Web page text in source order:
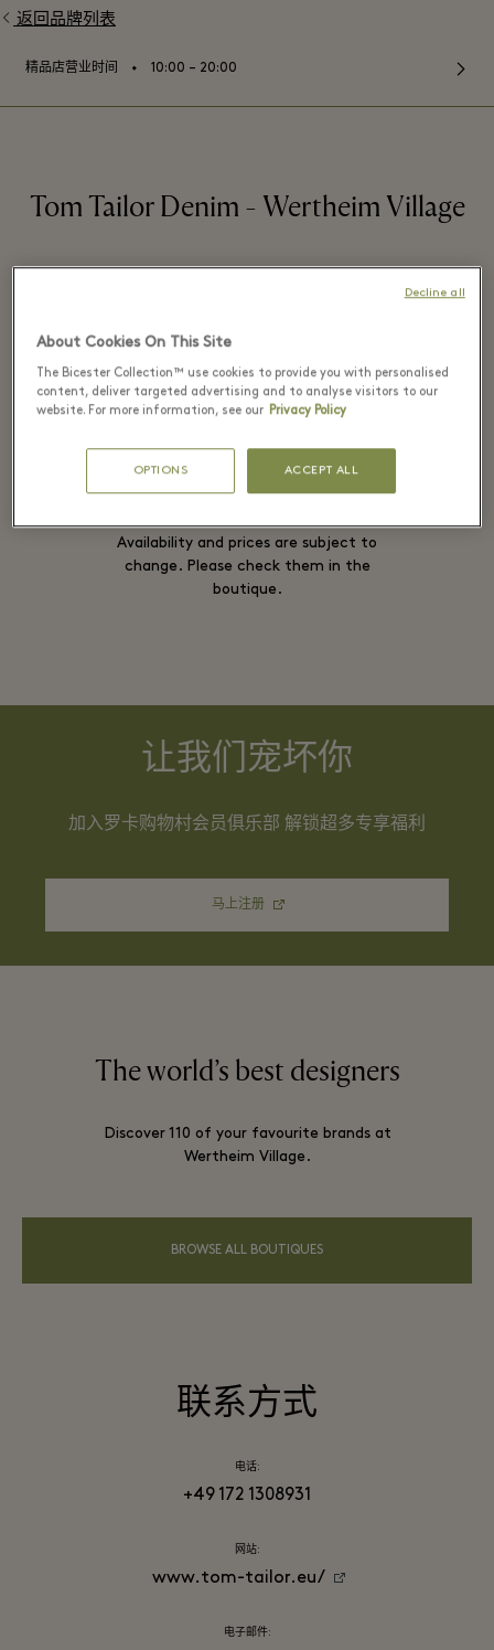
返回品牌列表
精品店营业时间 ⬩ 10:00 – 20:00
Tom Tailor Denim - Wertheim Village
阅读全文
Availability and prices are subject to
change. Please check them in the
boutique.
让我们宠坏你
加入罗卡购物村会员俱乐部 解锁超多专享福利
马上注册
The world’s best designers
Discover 110 of your favourite brands at
Wertheim Village.
BROWSE ALL BOUTIQUES
联系方式
电话:
+49 172 1308931
网站:
www.tom-tailor.eu/
电子邮件:
About Cookies On This Site
The Bicester Collection™ use cookies to provide you with personalised
content, deliver targeted advertising and to analyse visitors to our
website. For more information, see our Privacy Policy
OPTIONS ACCEPT ALL
Decline all